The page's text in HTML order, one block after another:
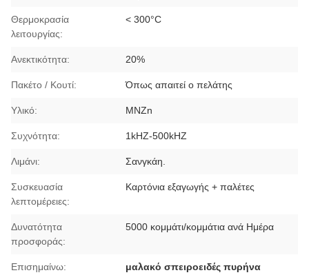
Θερμοκρασία
λειτουργίας:
< 300°C
Ανεκτικότητα: 20%
Πακέτο / Κουτί: Όπως απαιτεί ο πελάτης
Υλικό: ΜΝZn
Συχνότητα: 1kHZ-500kHZ
Λιμάνι: Σανγκάη.
Συσκευασία
λεπτομέρειες:
Καρτόνια εξαγωγής + παλέτες
Δυνατότητα
προσφοράς:
5000 κομμάτι/κομμάτια ανά Ημέρα
Επισημαίνω:
μαλακό σπειροειδές πυρήνα